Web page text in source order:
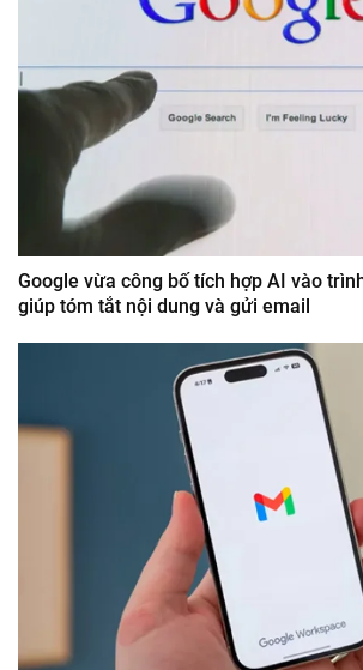
Google vừa công bố tích hợp AI vào
giúp tóm tắt nội dung và gửi email